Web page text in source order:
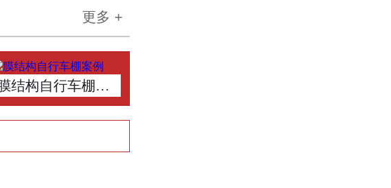
更多 +
结构自行车棚案例